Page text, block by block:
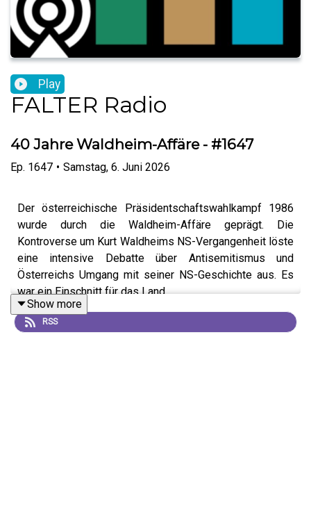
Play
FALTER Radio
40 Jahre Waldheim-Affäre - #1647
Ep. 1647 • Samstag, 6. Juni 2026
Der österreichische Präsidentschaftswahlkampf 1986
wurde durch die Waldheim-Affäre geprägt. Die
Kontroverse um Kurt Waldheims NS-Vergangenheit löste
eine intensive Debatte über Antisemitismus und
Österreichs Umgang mit seiner NS-Geschichte aus. Es
war ein Einschnitt für das Land.
Show more
RSS